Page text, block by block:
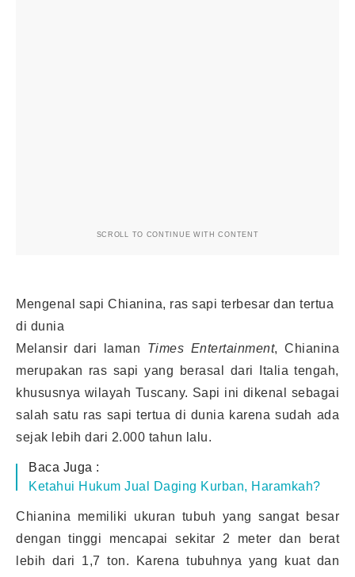
SCROLL TO CONTINUE WITH CONTENT
Mengenal sapi Chianina, ras sapi terbesar dan tertua
di dunia
Melansir dari laman Times Entertainment, Chianina
merupakan ras sapi yang berasal dari Italia tengah,
khususnya wilayah Tuscany. Sapi ini dikenal sebagai
salah satu ras sapi tertua di dunia karena sudah ada
sejak lebih dari 2.000 tahun lalu.
Baca Juga :
Ketahui Hukum Jual Daging Kurban, Haramkah?
Chianina memiliki ukuran tubuh yang sangat besar
dengan tinggi mencapai sekitar 2 meter dan berat
lebih dari 1,7 ton. Karena tubuhnya yang kuat dan